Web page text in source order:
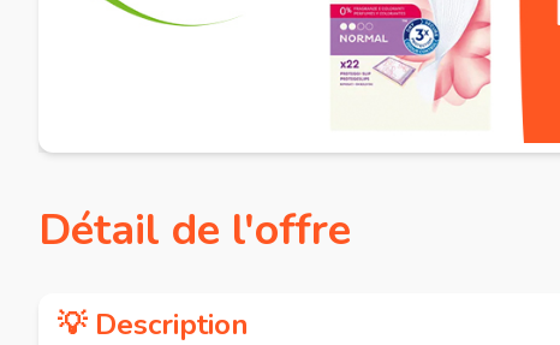
Détail de l'offre
💡 Description